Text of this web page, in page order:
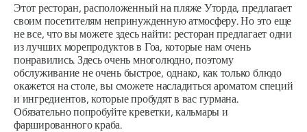
Этот ресторан, расположенный на пляже Уторда, предлагает
своим посетителям непринужденную атмосферу. Но это еще
не все, что вы можете здесь найти: ресторан предлагает одни
из лучших морепродуктов в Гоа, которые нам очень
понравились. Здесь очень многолюдно, поэтому
обслуживание не очень быстрое, однако, как только блюдо
окажется на столе, вы сможете насладиться ароматом специй
и ингредиентов, которые пробудят в вас гурмана.
Обязательно попробуйте креветки, кальмары и
фаршированного краба.